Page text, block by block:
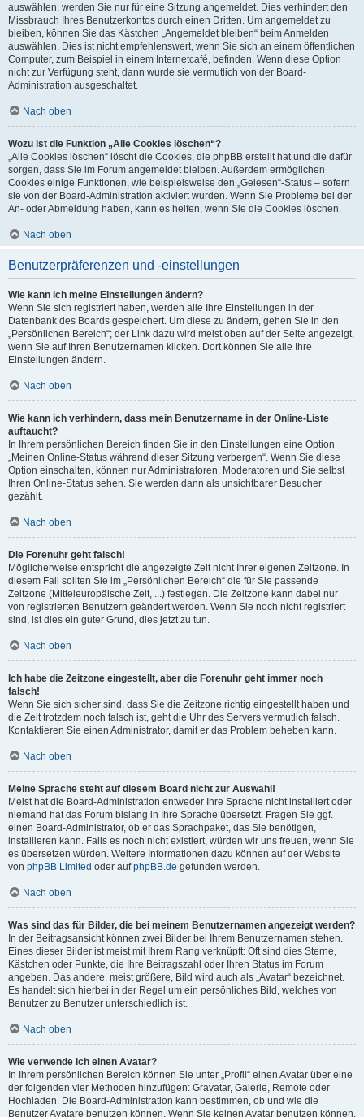
auswählen, werden Sie nur für eine Sitzung angemeldet. Dies verhindert den
Missbrauch Ihres Benutzerkontos durch einen Dritten. Um angemeldet zu
bleiben, können Sie das Kästchen „Angemeldet bleiben“ beim Anmelden
auswählen. Dies ist nicht empfehlenswert, wenn Sie sich an einem öffentlichen
Computer, zum Beispiel in einem Internetcafé, befinden. Wenn diese Option
nicht zur Verfügung steht, dann wurde sie vermutlich von der Board-
Administration ausgeschaltet.
Nach oben
Wozu ist die Funktion „Alle Cookies löschen“?
„Alle Cookies löschen“ löscht die Cookies, die phpBB erstellt hat und die dafür
sorgen, dass Sie im Forum angemeldet bleiben. Außerdem ermöglichen
Cookies einige Funktionen, wie beispielsweise den „Gelesen“-Status – sofern
sie von der Board-Administration aktiviert wurden. Wenn Sie Probleme bei der
An- oder Abmeldung haben, kann es helfen, wenn Sie die Cookies löschen.
Nach oben
Benutzerpräferenzen und -einstellungen
Wie kann ich meine Einstellungen ändern?
Wenn Sie sich registriert haben, werden alle Ihre Einstellungen in der
Datenbank des Boards gespeichert. Um diese zu ändern, gehen Sie in den
„Persönlichen Bereich“; der Link dazu wird meist oben auf der Seite angezeigt,
wenn Sie auf Ihren Benutzernamen klicken. Dort können Sie alle Ihre
Einstellungen ändern.
Nach oben
Wie kann ich verhindern, dass mein Benutzername in der Online-Liste
auftaucht?
In Ihrem persönlichen Bereich finden Sie in den Einstellungen eine Option
„Meinen Online-Status während dieser Sitzung verbergen“. Wenn Sie diese
Option einschalten, können nur Administratoren, Moderatoren und Sie selbst
Ihren Online-Status sehen. Sie werden dann als unsichtbarer Besucher
gezählt.
Nach oben
Die Forenuhr geht falsch!
Möglicherweise entspricht die angezeigte Zeit nicht Ihrer eigenen Zeitzone. In
diesem Fall sollten Sie im „Persönlichen Bereich“ die für Sie passende
Zeitzone (Mitteleuropäische Zeit, ...) festlegen. Die Zeitzone kann dabei nur
von registrierten Benutzern geändert werden. Wenn Sie noch nicht registriert
sind, ist dies ein guter Grund, dies jetzt zu tun.
Nach oben
Ich habe die Zeitzone eingestellt, aber die Forenuhr geht immer noch
falsch!
Wenn Sie sich sicher sind, dass Sie die Zeitzone richtig eingestellt haben und
die Zeit trotzdem noch falsch ist, geht die Uhr des Servers vermutlich falsch.
Kontaktieren Sie einen Administrator, damit er das Problem beheben kann.
Nach oben
Meine Sprache steht auf diesem Board nicht zur Auswahl!
Meist hat die Board-Administration entweder Ihre Sprache nicht installiert oder
niemand hat das Forum bislang in Ihre Sprache übersetzt. Fragen Sie ggf.
einen Board-Administrator, ob er das Sprachpaket, das Sie benötigen,
installieren kann. Falls es noch nicht existiert, würden wir uns freuen, wenn Sie
es übersetzen würden. Weitere Informationen dazu können auf der Website
von phpBB Limited oder aufphpBB.de gefunden werden.
Nach oben
Was sind das für Bilder, die bei meinem Benutzernamen angezeigt werden?
In der Beitragsansicht können zwei Bilder bei Ihrem Benutzernamen stehen.
Eines dieser Bilder ist meist mit Ihrem Rang verknüpft: Oft sind dies Sterne,
Kästchen oder Punkte, die Ihre Beitragszahl oder Ihren Status im Forum
angeben. Das andere, meist größere, Bild wird auch als „Avatar“ bezeichnet.
Es handelt sich hierbei in der Regel um ein persönliches Bild, welches von
Benutzer zu Benutzer unterschiedlich ist.
Nach oben
Wie verwende ich einen Avatar?
In Ihrem persönlichen Bereich können Sie unter „Profil“ einen Avatar über eine
der folgenden vier Methoden hinzufügen: Gravatar, Galerie, Remote oder
Hochladen. Die Board-Administration kann bestimmen, ob und wie die
Benutzer Avatare benutzen können. Wenn Sie keinen Avatar benutzen können,